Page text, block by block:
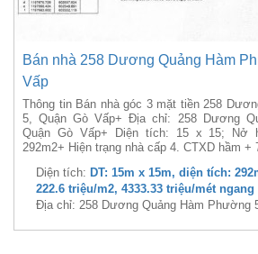
Bán nhà 258 Dương Quảng Hàm
Vấp
Thông tin Bán nhà góc 3 mặt tiền 258
5, Quận Gò Vấp+ Địa chỉ: 258 Dương
Quận Gò Vấp+ Diện tích: 15 x 15; Nở
292m2+ Hiện trạng nhà cấp 4. CTXD hầm +
Diện tích: DT: 15m x 15m, diện tích:
222.6 triệu/m2, 4333.33 triệu/mét ngang
Địa chỉ: 258 Dương Quảng Hàm Phường